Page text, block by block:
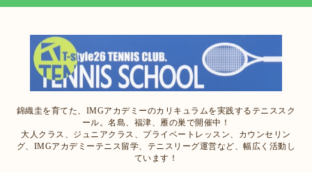
錦織圭を育てた、IMGアカデミーのカリキュラムを実践するテニススク
ール。名島、福津、雁の巣で開催中！
大人クラス、ジュニアクラス、プライベートレッスン、カウンセリン
グ、IMGアカデミーテニス留学、テニスリーグ運営など、幅広く活動し
ています！